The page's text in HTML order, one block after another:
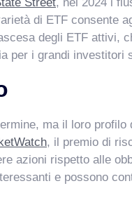
di ETF consente
degli ETF attivi,
per i grandi investitori
ma il loro
, il premio di
azioni rispetto alle
e possono